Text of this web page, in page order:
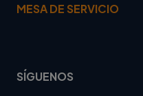
MESA DE SERVICIO
SÍGUENOS